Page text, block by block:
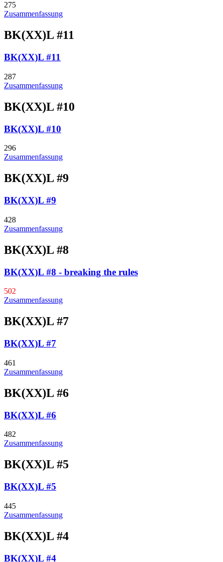
275
Zusammenfassung
BK(XX)L #11
BK(XX)L #11
287
Zusammenfassung
BK(XX)L #10
BK(XX)L #10
296
Zusammenfassung
BK(XX)L #9
BK(XX)L #9
428
Zusammenfassung
BK(XX)L #8
BK(XX)L #8 - breaking the rules
502
Zusammenfassung
BK(XX)L #7
BK(XX)L #7
461
Zusammenfassung
BK(XX)L #6
BK(XX)L #6
482
Zusammenfassung
BK(XX)L #5
BK(XX)L #5
445
Zusammenfassung
BK(XX)L #4
BK(XX)L #4